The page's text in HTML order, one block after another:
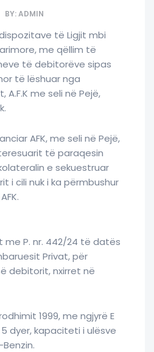
BY:ADMIN
të Ligjit mbi
me qëllim të
të debitorëve sipas
të lëshuar nga
A.F.K me seli në Pejë,
AFK, me seli në Pejë,
të paraqesin
e sekuestruar
i cili nuk i ka përmbushur
me P. nr. 442/24 të datës
Privat, për
debitorit, nxirret në
1999, me ngjyrë E
dyer, kapaciteti i ulësve